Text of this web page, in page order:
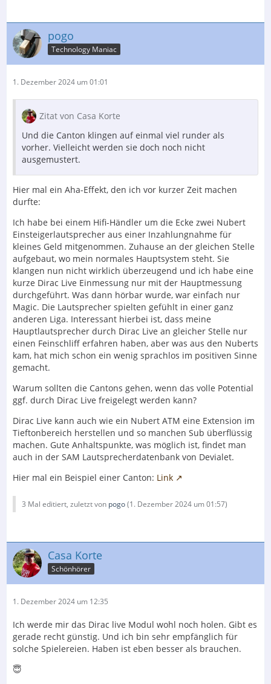
pogo
Technology Maniac
1. Dezember 2024 um 01:01
Zitat von Casa Korte
Und die Canton klingen auf einmal viel runder als
vorher. Vielleicht werden sie doch noch nicht
ausgemustert.
Hier mal ein Aha-Effekt, den ich vor kurzer Zeit machen
durfte:
Ich habe bei einem Hifi-Händler um die Ecke zwei Nubert
Einsteigerlautsprecher aus einer Inzahlungnahme für
kleines Geld mitgenommen. Zuhause an der gleichen Stelle
aufgebaut, wo mein normales Hauptsystem steht. Sie
klangen nun nicht wirklich überzeugend und ich habe eine
kurze Dirac Live Einmessung nur mit der Hauptmessung
durchgeführt. Was dann hörbar wurde, war einfach nur
Magic. Die Lautsprecher spielten gefühlt in einer ganz
anderen Liga. Interessant hierbei ist, dass meine
Hauptlautsprecher durch Dirac Live an gleicher Stelle nur
einen Feinschliff erfahren haben, aber was aus den Nuberts
kam, hat mich schon ein wenig sprachlos im positiven Sinne
gemacht.
Warum sollten die Cantons gehen, wenn das volle Potential
ggf. durch Dirac Live freigelegt werden kann?
Dirac Live kann auch wie ein Nubert ATM eine Extension im
Tieftonbereich herstellen und so manchen Sub überflüssig
machen. Gute Anhaltspunkte, was möglich ist, findet man
auch in der SAM Lautsprecherdatenbank von Devialet.
Hier mal ein Beispiel einer Canton: Link
3 Mal editiert, zuletzt von pogo(1. Dezember 2024 um 01:57)
Casa Korte
Schönhörer
1. Dezember 2024 um 12:35
Ich werde mir das Dirac live Modul wohl noch holen. Gibt es
gerade recht günstig. Und ich bin sehr empfänglich für
solche Spielereien. Haben ist eben besser als brauchen.
😇